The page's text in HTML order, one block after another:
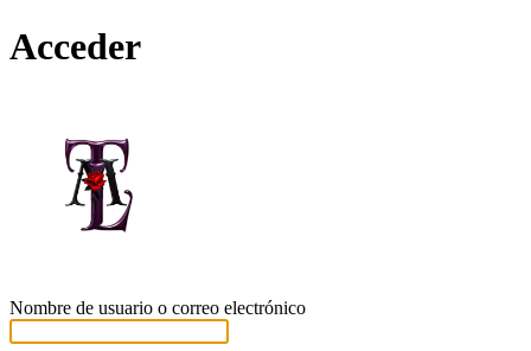
Acceder
Nombre de usuario o correo electrónico